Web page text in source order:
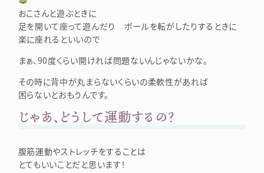
おこさんと遊ぶときに
足を開いて座って遊んだり ボールを転がしたりするときに
楽に座れるといいので
まぁ、90度くらい開ければ問題ないんじゃないかな。
その時に背中が丸まらないくらいの柔軟性があれば
困らないとおもうんです。
じゃあ、どうして運動するの？
腹筋運動やストレッチをすることは
とてもいいことだと思います！